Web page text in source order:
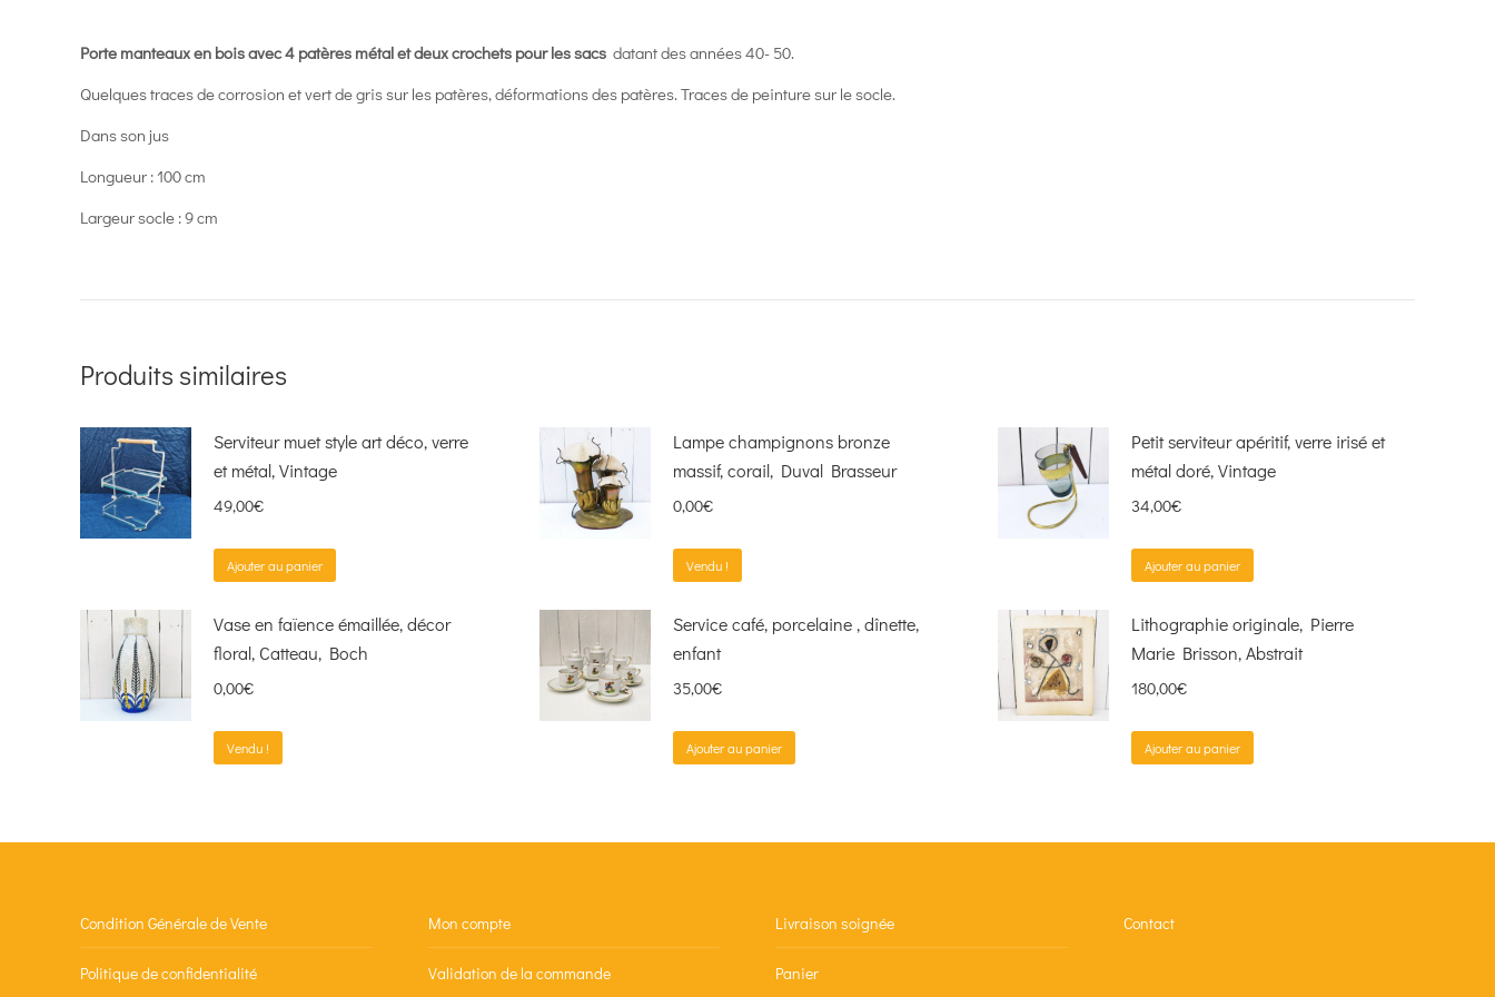
Porte manteaux en bois avec 4 patères métal et deux crochets pour les sacs datant des années 40- 50.
Quelques traces de corrosion et vert de gris sur les patères, déformations des patères. Traces de peinture sur le socle.
Dans son jus
Longueur : 100 cm
Largeur socle : 9 cm
Produits similaires
Serviteur muet style art déco, verre
et métal, Vintage
49,00€
Ajouter au panier
Lampe champignons bronze
massif, corail, Duval Brasseur
0,00€
Vendu !
Petit serviteur apéritif, verre irisé et
métal doré, Vintage
34,00€
Ajouter au panier
Vase en faïence émaillée, décor
floral, Catteau, Boch
0,00€
Vendu !
Service café, porcelaine , dînette,
enfant
35,00€
Ajouter au panier
Lithographie originale, Pierre
Marie Brisson, Abstrait
180,00€
Ajouter au panier
Condition Générale de Vente
Politique de confidentialité
Mon compte
Validation de la commande
Livraison soignée
Panier
Contact